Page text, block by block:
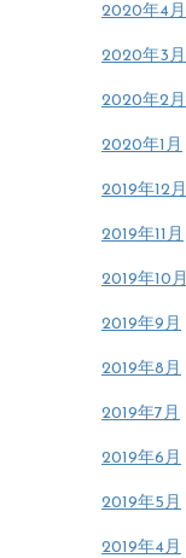
2020年4月
2020年3月
2020年2月
2020年1月
2019年12月
2019年11月
2019年10月
2019年9月
2019年8月
2019年7月
2019年6月
2019年5月
2019年4月